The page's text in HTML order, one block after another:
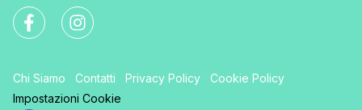
Chi Siamo Contatti Privacy Policy
Cookie Policy
Impostazioni Cookie